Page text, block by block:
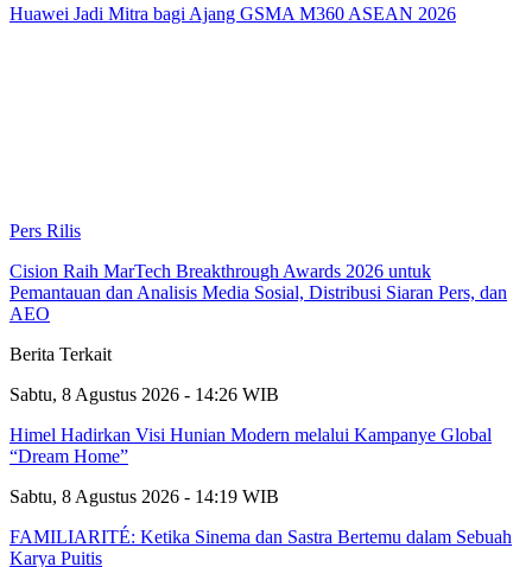
Huawei Jadi Mitra bagi Ajang GSMA M360 ASEAN 2026
Pers Rilis
Cision Raih MarTech Breakthrough Awards 2026 untuk
Pemantauan dan Analisis Media Sosial, Distribusi Siaran Pers, dan
AEO
Berita Terkait
Sabtu, 8 Agustus 2026 - 14:26 WIB
Himel Hadirkan Visi Hunian Modern melalui Kampanye Global
“Dream Home”
Sabtu, 8 Agustus 2026 - 14:19 WIB
FAMILIARITÉ: Ketika Sinema dan Sastra Bertemu dalam Sebuah
Karya Puitis